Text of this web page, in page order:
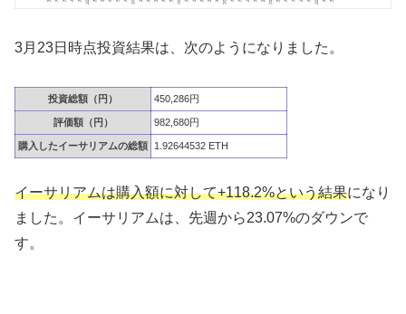
3月23日時点投資結果は、次のようになりました。
投資総額（円） 450,286円
評価額（円） 982,680円
購入したイーサリアムの総額 1.92644532 ETH
イーサリアムは購入額に対して+118.2%という結果になり
ました。イーサリアムは、先週から23.07%のダウンで
す。